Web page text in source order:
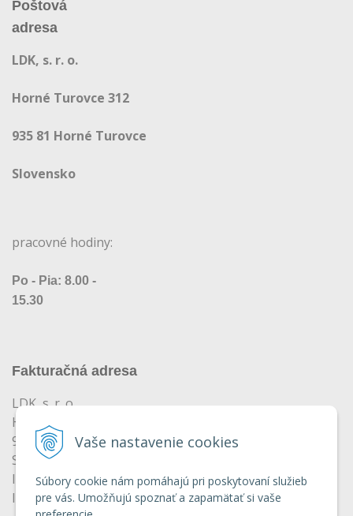
Vaše nastavenie cookies
Súbory cookie nám pomáhajú pri poskytovaní služieb
pre vás. Umožňujú spoznať a zapamätať si vaše
Poštová
LDK, s. r. o.
Horné Turovce 312
935 81 Horné Turovce
Slovensko
pracovné hodiny:
Po - Pia: 8.00 -
15.30
Fakturačná adresa
LDK, s. r. o.
Horné Turovce 312
935 81 Horné Turovce
Slovensko
IČO: 47574721
IČ-DPH: SK2023996315